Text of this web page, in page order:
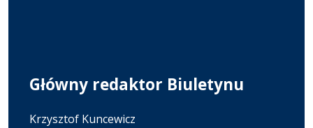
Główny redaktor Biuletynu
Krzysztof Kuncewicz